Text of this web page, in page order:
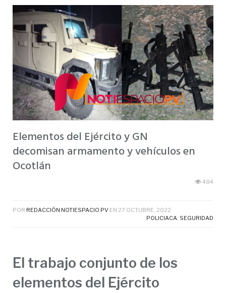
Elementos del Ejército y GN
decomisan armamento y vehículos en
Ocotlán
484
POR REDACCIÓN NOTIESPACIO PV EN 27 OCTUBRE, 2022
POLICIACA SEGURIDAD
El trabajo conjunto de los
elementos del Ejército